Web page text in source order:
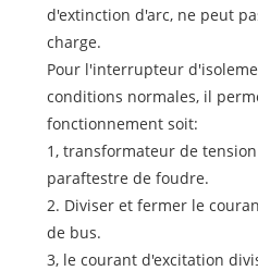
d'extinction d'arc, ne peut
charge.
Pour l'interrupteur
conditions normales, il
fonctionnement soit:
1, transformateur de
paraftestre de foudre.
2. Diviser et fermer le
de bus.
3, le courant d'excitation